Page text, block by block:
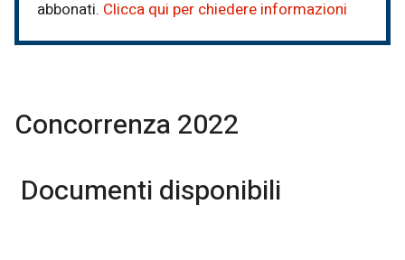
abbonati. Clicca qui per chiedere informazioni
Concorrenza 2022
Documenti disponibili